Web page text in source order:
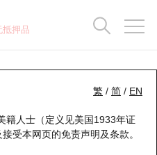
抵押品
繁 / 简 / EN
籍人士（定义见美国1933年证
受本网页的免责声明及条款。